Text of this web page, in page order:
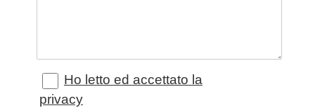
Ho letto ed accettato la
privacy